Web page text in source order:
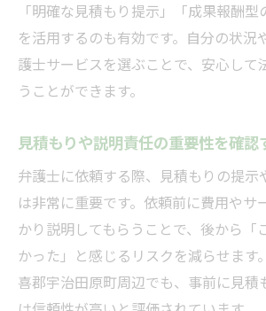
「明確な見積もり提示」「成果報酬
を活用するのも有効です。自分の状況
護士サービスを選ぶことで、安心して
うことができます。
見積もりや説明責任の重要性を確認
弁護士に依頼する際、見積もりの提示
は非常に重要です。依頼前に費用やサ
かり説明してもらうことで、後から「
かった」と感じるリスクを減らせます
喜郡宇治田原町周辺でも、事前に見積